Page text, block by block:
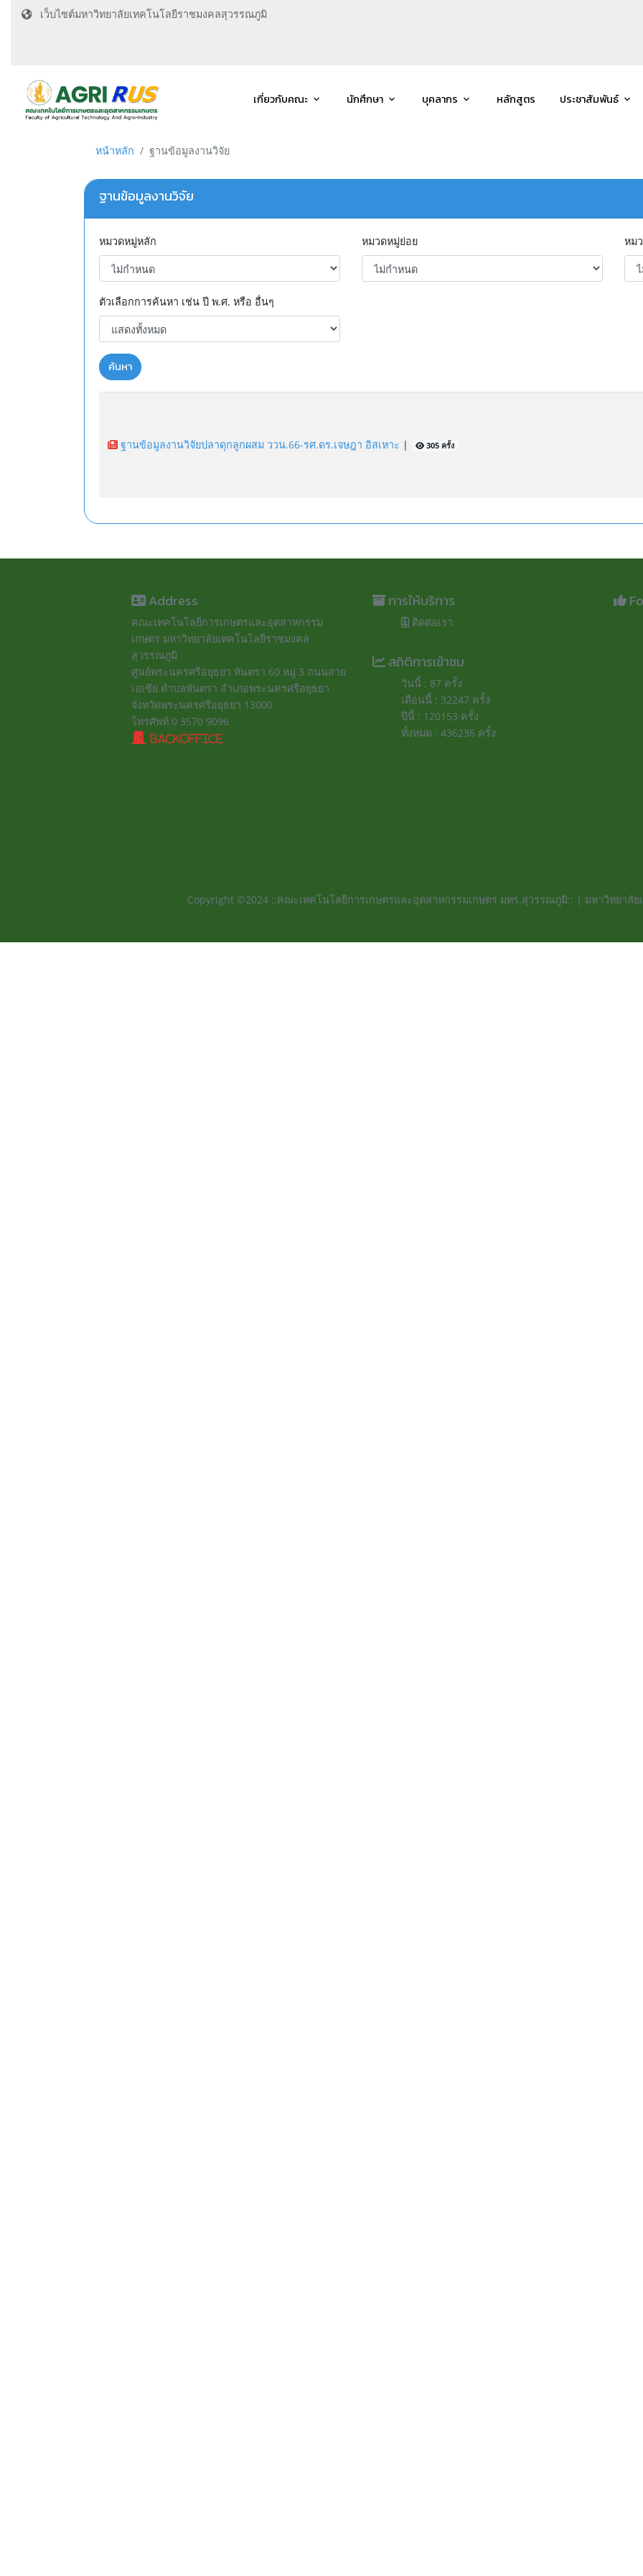
เว็บไซต์มหาวิทยาลัยเทคโนโลยีราชมงคลสุวรรณภูมิ
เกี่ยวกับคณะ นักศึกษา บุคลากร หลักสูตร ประชาสัมพันธ์
หน้าหลัก ฐานข้อมูลงานวิจัย
ฐานข้อมูลงานวิจัย
หมวดหมู่หลัก หมวดหมู่ย่อย หม
ตัวเลือกการค้นหา เช่น ปี พ.ศ. หรือ อื่นๆ
ค้นหา
ฐานข้อมูลงานวิจัยปลาดุกลูกผสม ววน.66-รศ.ดร.เจษฎา อิสเหาะ | 305 ครั้ง
Address
คณะเทคโนโลยีการเกษตรและอุตสาหกรรม
เกษตร มหาวิทยาลัยเทคโนโลยีราชมงคล
สุวรรณภูมิ
ศูนย์พระนครศรีอยุธยา หันตรา 60 หมู่ 3 ถนนสาย
เอเซีย ตำบลหันตรา อำเภอพระนครศรีอยุธยา
จังหวัดพระนครศรีอยุธยา 13000
โทรศัพท์ 0 3570 9096
BackOffice
การให้บริการ
ติดต่อเรา
สถิติการเข้าชม
วันนี้ : 87 ครั้ง
เดือนนี้ : 32247 ครั้ง
ปีนี้ : 120153 ครั้ง
ทั้งหมด : 436236 ครั้ง
Copyright ©2024 ::คณะเทคโนโลยีการเกษตรและอุตสาหกรรมเกษตร มทร.สุวรรณภูมิ:: | มหาวิทยาลั